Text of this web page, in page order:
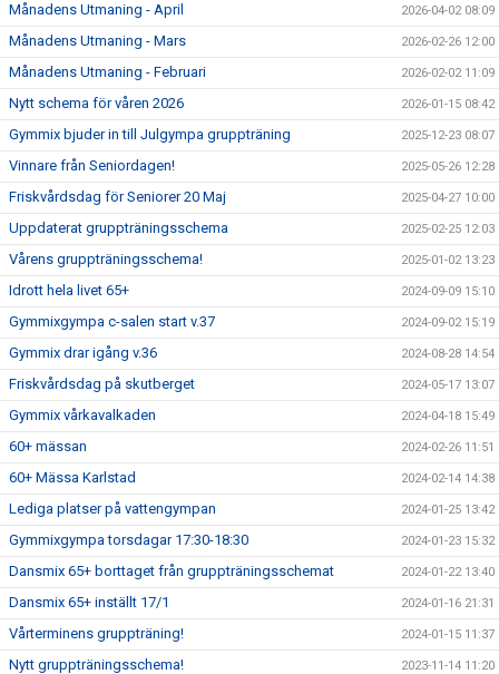
Månadens Utmaning - April 2026-04-02 08:09
Månadens Utmaning - Mars 2026-02-26 12:00
Månadens Utmaning - Februari 2026-02-02 11:09
Nytt schema för våren 2026 2026-01-15 08:42
Gymmix bjuder in till Julgympa gruppträning 2025-12-23 08:07
Vinnare från Seniordagen! 2025-05-26 12:28
Friskvårdsdag för Seniorer 20 Maj 2025-04-27 10:00
Uppdaterat gruppträningsschema 2025-02-25 12:03
Vårens gruppträningsschema! 2025-01-02 13:23
Idrott hela livet 65+ 2024-09-09 15:10
Gymmixgympa c-salen start v.37 2024-09-02 15:19
Gymmix drar igång v.36 2024-08-28 14:54
Friskvårdsdag på skutberget 2024-05-17 13:07
Gymmix vårkavalkaden 2024-04-18 15:49
60+ mässan 2024-02-26 11:51
60+ Mässa Karlstad 2024-02-14 14:38
Lediga platser på vattengympan 2024-01-25 13:42
Gymmixgympa torsdagar 17:30-18:30 2024-01-23 15:32
Dansmix 65+ borttaget från gruppträningsschemat 2024-01-22 13:40
Dansmix 65+ inställt 17/1 2024-01-16 21:31
Vårterminens gruppträning! 2024-01-15 11:37
Nytt gruppträningsschema! 2023-11-14 11:20